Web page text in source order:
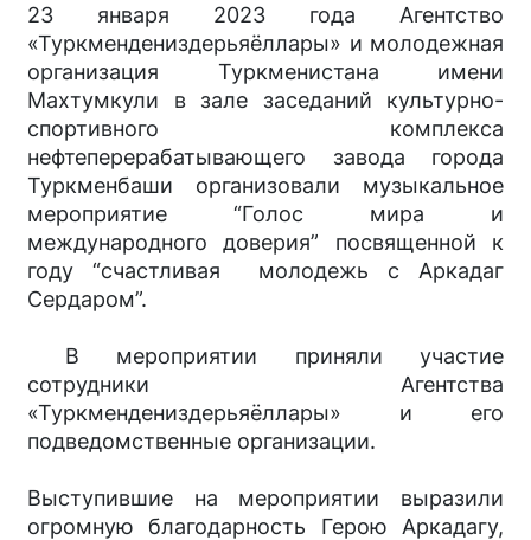
23 января 2023 года Агентство
«Туркмендениздерьяёллары» и молодежная
организация Туркменистана имени
Махтумкули в зале заседаний культурно-
спортивного комплекса
нефтеперерабатывающего завода города
Туркменбаши организовали музыкальное
мероприятие “Голос мира и
международного доверия” посвященной к
году “счастливая молодежь с Аркадаг
Сердаром”.
В мероприятии приняли участие
сотрудники Агентства
«Туркмендениздерьяёллары» и его
подведомственные организации.
Выступившие на мероприятии выразили
огромную благодарность Герою Аркадагу,